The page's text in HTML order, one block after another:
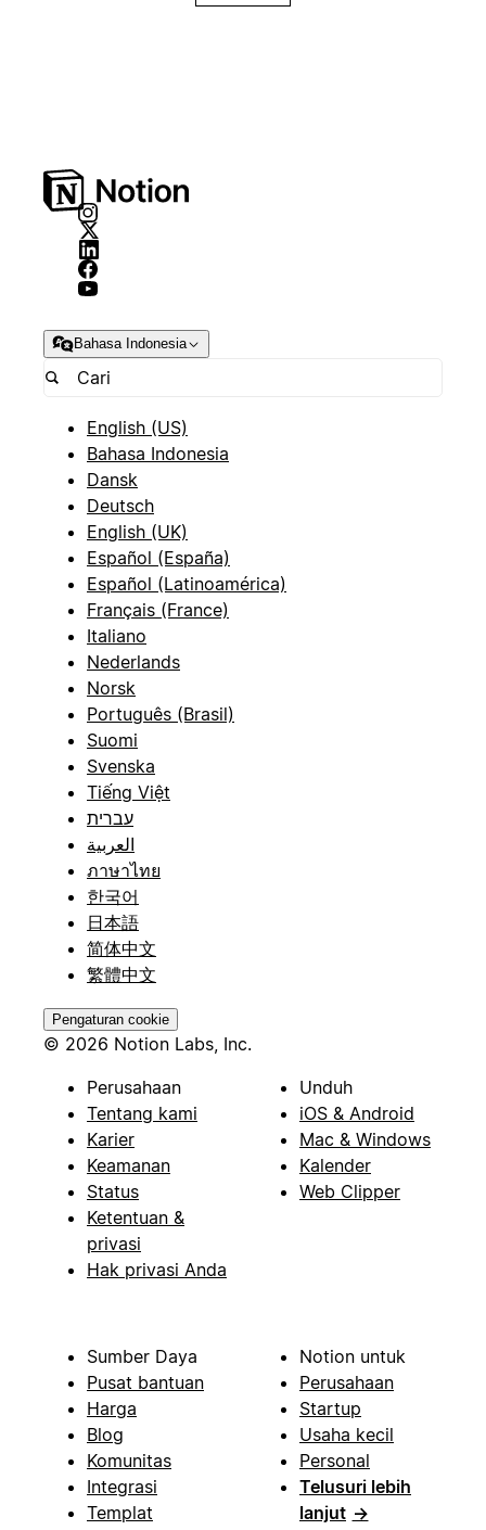
Bahasa Indonesia
English (US)
Bahasa Indonesia
Dansk
Deutsch
English (UK)
Español (España)
Español (Latinoamérica)
Français (France)
Italiano
Nederlands
Norsk
Português (Brasil)
Suomi
Svenska
Tiếng Việt
עברית
العربية
ภาษาไทย
한국어
日本語
简体中文
繁體中文
Pengaturan cookie
© 2026 Notion Labs, Inc.
Perusahaan
Tentang kami
Karier
Keamanan
Status
Ketentuan &
privasi
Hak privasi Anda
Unduh
iOS & Android
Mac & Windows
Kalender
Web Clipper
Sumber Daya
Pusat bantuan
Harga
Blog
Komunitas
Integrasi
Templat
Notion untuk
Perusahaan
Startup
Usaha kecil
Personal
Telusuri lebih
lanjut →